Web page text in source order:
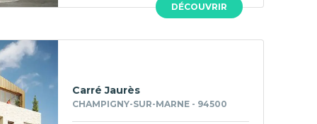
DÉCOUVRIR
Carré Jaurès
CHAMPIGNY-SUR-MARNE - 94500